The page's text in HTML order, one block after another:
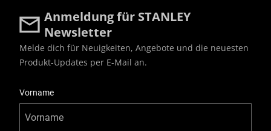
Anmeldung für STANLEY
Newsletter
Melde dich für Neuigkeiten, Angebote und die neuesten
Produkt-Updates per E-Mail an.
Vorname